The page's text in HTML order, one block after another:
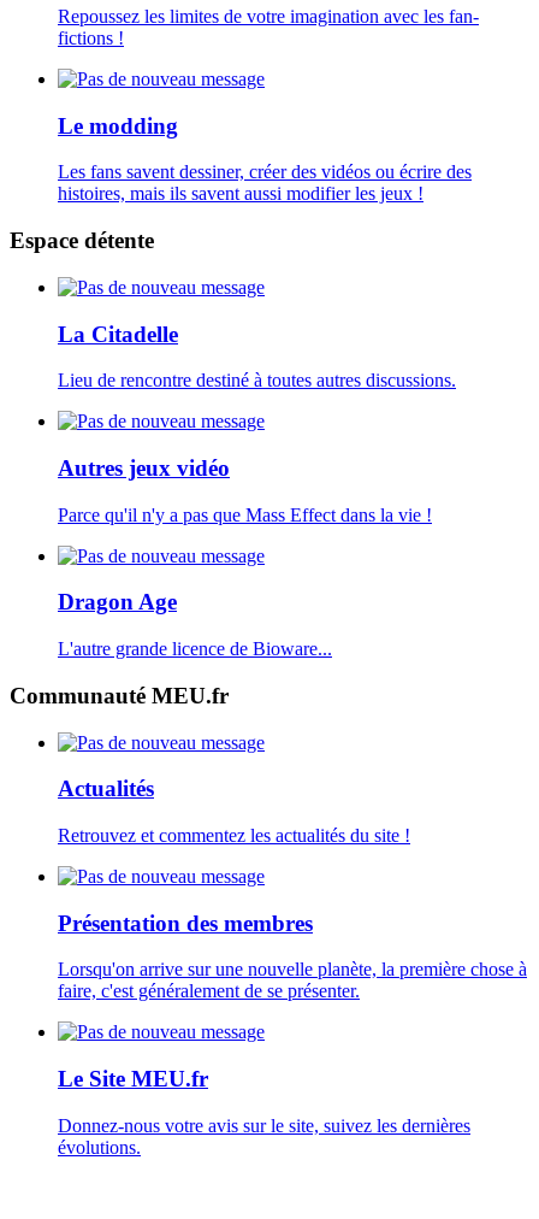
Repoussez les limites de votre imagination avec les fan-
fictions !
Le modding
Les fans savent dessiner, créer des vidéos ou écrire des
histoires, mais ils savent aussi modifier les jeux !
Espace détente
La Citadelle
Lieu de rencontre destiné à toutes autres discussions.
Autres jeux vidéo
Parce qu'il n'y a pas que Mass Effect dans la vie !
Dragon Age
L'autre grande licence de Bioware...
Communauté MEU.fr
Actualités
Retrouvez et commentez les actualités du site !
Présentation des membres
Lorsqu'on arrive sur une nouvelle planète, la première chose à
faire, c'est généralement de se présenter.
Le Site MEU.fr
Donnez-nous votre avis sur le site, suivez les dernières
évolutions.